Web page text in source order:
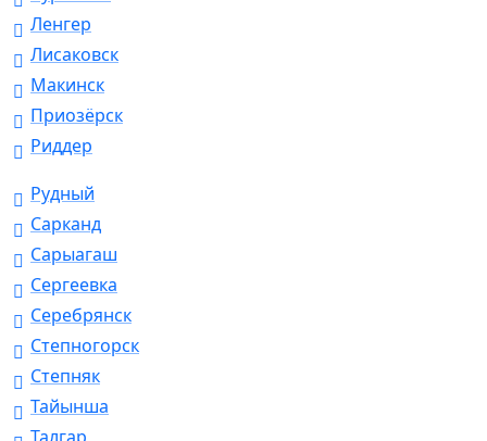
Ленгер
Лисаковск
Макинск
Приозёрск
Риддер
Рудный
Сарканд
Сарыагаш
Сергеевка
Серебрянск
Степногорск
Степняк
Тайынша